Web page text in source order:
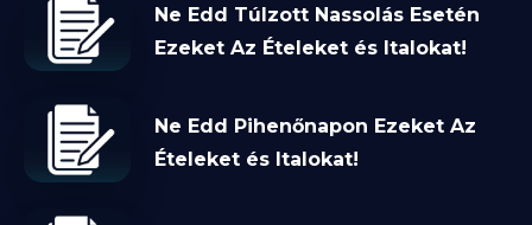
Ne Edd Túlzott Nassolás Esetén
Ezeket Az Ételeket és Italokat!
Ne Edd Pihenőnapon Ezeket Az
Ételeket és Italokat!